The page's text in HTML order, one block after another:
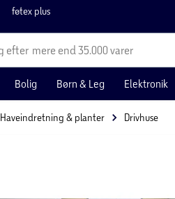
føtex plus
mere end 35.000 varer
Bolig Børn & Leg Elektronik
Haveindretning & planter Drivhuse